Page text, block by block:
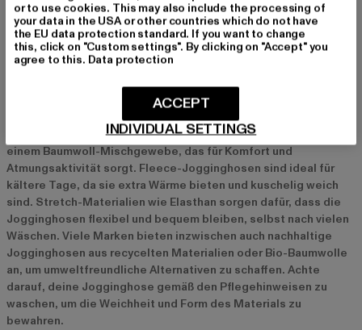
Freizeitaktivitäten oder entspannte Tage zu Hause. Egal,
welche Passform du bevorzugst, schwarze Jogginghosen sind
immer eine modische und bequeme Wahl.
Materialien und Qualität bei schwarzen
Jogginghosen für Damen
Die meisten Jogginghosen bestehen aus Baumwolle oder
einem Baumwoll-Mischgewebe, das für Komfort und
Atmungsaktivität sorgt. Fleece-Jogginghosen sind ideal für
kältere Tage, da sie extra Wärme bieten und kuschelig weich
sind. Stretch-Materialien wie Elasthan sorgen dafür, dass die
Jogginghosen flexibel und bequem bleiben, selbst nach vielen
Wäschen. Viele Marken bieten inzwischen auch nachhaltige
Jogginghosen aus recycelten Materialien oder Bio-Baumwolle
an, um umweltfreundliche Alternativen zu schaffen. Achte
darauf, deine Jogginghose gemäß den Pflegehinweisen zu
waschen, um die Weichheit und Form des Materials zu
bewahren.
or to use cookies. This may also include the processing of
your data in the USA or other countries which do not have
the EU data protection standard. If you want to change
this, click on "Custom settings". By clicking on "Accept" you
agree to this. Data protection
INDIVIDUAL SETTINGS
ACCEPT